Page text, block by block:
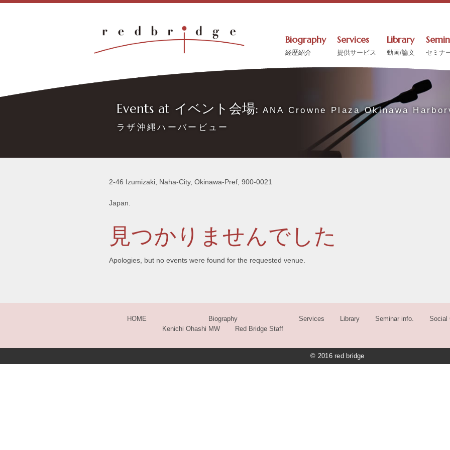
Biography
経歴紹介
Services
提供サービス
Library
動画/論文 セミナ
Events at イベント会場: ANA Crowne Plaza Okinawa
ラザ沖縄ハーバービュー
2-46 Izumizaki, Naha-City, Okinawa-Pref, 900-0021
Japan.
見つかりませんでした
Apologies, but no events were found for the requested venue.
HOME
Biography
Kenichi Ohashi MW
Red Bridge Staff
Services Library Seminar info. Social
© 2016 red bridge